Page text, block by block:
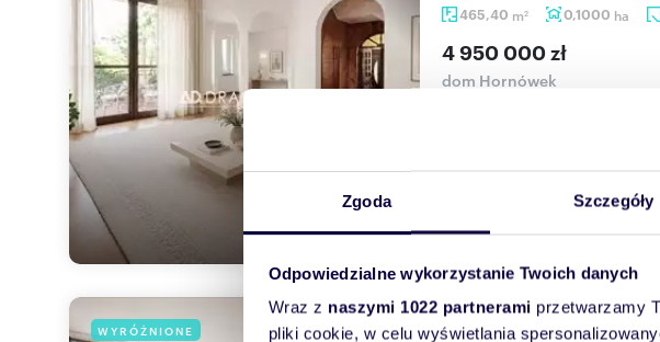
Zgoda Szczegóły
Odpowiedzialne wykorzystanie Twoich danych
Wraz z naszymi 1022 partnerami przetwarzamy
pliki cookie, w celu wyświetlania
465,40 m2 0,1000 ha
4 950 000 zł
dom Hornówek
Dom z ogrodem I
WYRÓŻNIONE Do sprzedania jasne